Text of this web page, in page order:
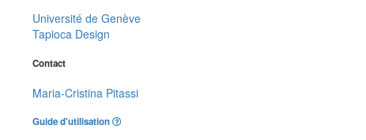
Université de Genève
Tapioca Design
Contact
Maria-Cristina Pitassi
Guide d'utilisation